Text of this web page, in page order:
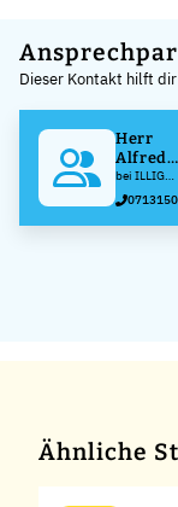
+
−
Dieser Kontakt hilft
Herr
Alfred
Schuster
bei ILLIG
packaging
solutions
GmbH
Ähnliche